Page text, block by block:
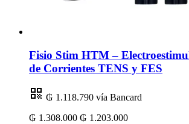
Fisio Stim HTM –
de Corrientes TENS y FES
₲ 1.118.790 vía Bancard
₲ 1.308.000 ₲ 1.203.000